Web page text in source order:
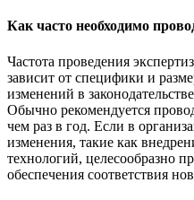
Как часто необходимо
Частота проведения
зависит от специфики и
изменений в
Обычно рекомендуется
чем раз в год. Если в
изменения, такие как
технологий, целесообразно
обеспечения соответствия